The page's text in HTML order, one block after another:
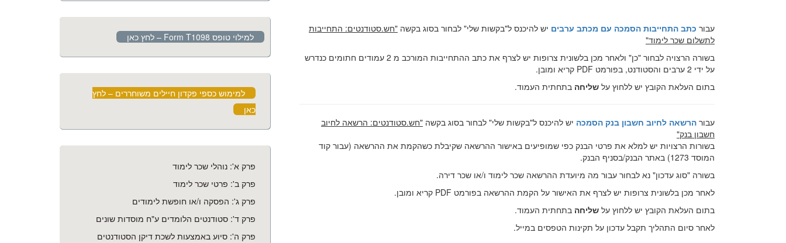
עבור כתב התחייבות הסמכה עם מכתב ערבים יש להיכנס ל"בקשות שלי" לבחור בסוג בקשה "חש.סטודנטים: התחייבות
לתשלום שכר לימוד"
בשורה הרצויה לבחור "כן" ולאחר מכן בלשונית צרופות יש לצרף את כתב ההתחייבות המורכב מ 2 עמודים חתומים כנדרש
על ידי 2 ערבים והסטודנט, בפורמט PDF קריא ומובן.
בתום העלאת הקובץ יש ללחוץ על שליחה בתחתית העמוד.
עבור הרשאה לחיוב חשבון בנק הסמכה יש להיכנס ל"בקשות שלי" לבחור בסוג בקשה "חש.סטודנטים: הרשאה לחיוב
חשבון בנק"
בשורות הרצויות יש למלא את פרטי הבנק כפי שמופיעים באישור ההרשאה שקיבלת כשהקמת את ההרשאה (עבור קוד
המוסד 1273) באתר הבנק/בסניף הבנק.
בשורה "סוג עדכון" נא לבחור עבור מה מיועדת ההרשאה שכר לימוד ו/או שכר דירה.
לאחר מכן בלשונית צרופות יש לצרף את האישור על הקמת ההרשאה בפורמט PDF קריא ומובן.
בתום העלאת הקובץ יש ללחוץ על שליחה בתחתית העמוד.
לאחר סיום התהליך תקבל עדכון על תקינות הטפסים במייל.
למילוי טופס Form T1098 – לחץ כאן
למימוש כספי פקדון חיילים משוחררים – לחץ
כאן
פרק א': נוהלי שכר לימוד
פרק ב': פרטי שכר לימוד
פרק ג': הפסקה ו/או חופשת לימודים
פרק ד': סטודנטים הלומדים ע"ח מוסדות שונים
פרק ה': סיוע באמצעות לשכת דיקן הסטודנטים